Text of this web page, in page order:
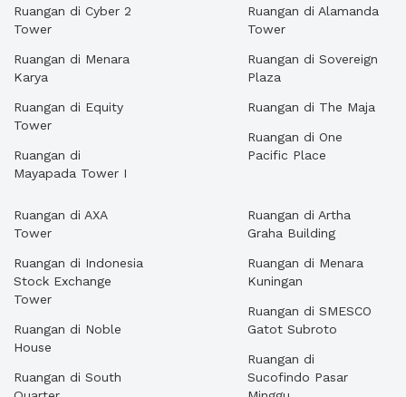
Ruangan di Cyber 2
Tower
Ruangan di Menara
Karya
Ruangan di Equity
Tower
Ruangan di
Mayapada Tower I
Ruangan di Alamanda
Tower
Ruangan di Sovereign
Plaza
Ruangan di The Maja
Ruangan di One
Pacific Place
Ruangan di AXA
Tower
Ruangan di Indonesia
Stock Exchange
Tower
Ruangan di Noble
House
Ruangan di South
Ruangan di Artha
Graha Building
Ruangan di Menara
Kuningan
Ruangan di SMESCO
Gatot Subroto
Ruangan di
Sucofindo Pasar